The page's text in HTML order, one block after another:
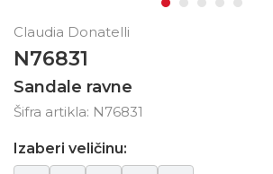
Claudia Donatelli
N76831
Sandale ravne
Šifra artikla: N76831
Izaberi veličinu: